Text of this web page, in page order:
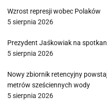
Wzrost represji wobec Polaków
5 sierpnia 2026
Prezydent Jaśkowiak na
5 sierpnia 2026
Nowy zbiornik retencyjny
metrów sześciennych wody
5 sierpnia 2026